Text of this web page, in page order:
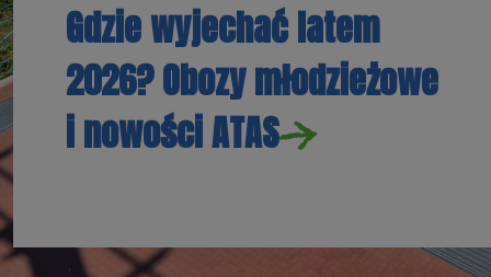
Gdzie wyjechać latem
2026? Obozy młodzieżowe
i nowości ATAS